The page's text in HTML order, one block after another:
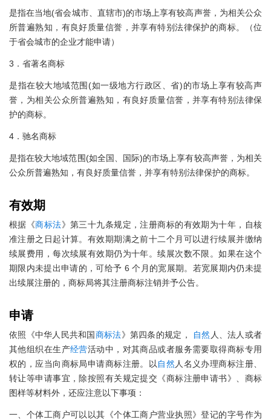
是指在当地(省会城市、直辖市)的市场上享有较高声誉，为相关公众
所普遍熟知，有良好质量信誉，并享有特别法律保护的商标。（位
于省会城市的企业才能申请）
3．省著名商标
是指在较大地域范围(如一级地方行政区、省)的市场上享有较高声
誉，为相关公众所普遍熟知，有良好质量信誉，并享有特别法律保
护的商标。
4．驰名商标
是指在较大地域范围(如全国、国际)的市场上享有较高声誉，为相关
公众所普遍熟知，有良好质量信誉，并享有特别法律保护的商标。
有效期
根据《商标法》第三十九条规定，注册商标的有效期为十年，自核
准注册之日起计算。有效期期满之前十二个月可以进行续展并缴纳
续展费用，每次续展有效期仍为十年。续展次数不限。如果在这个
期限内未提出申请的，可给予 6 个月的宽展期。若宽展期内仍未提
出续展注册的，商标局将其注册商标注销并予公告。
申请
依照《中华人民共和国商标法》第四条的规定， 自然 人、法人或者
其他组织在生产经营活动中，对其商品或者服务需要取得商标专用
权的，应当向商标局申请商标注册。以 自然 人名义办理商标注册、
转让等申请事宜，除按照有关规定提交《商标注册申请书》、商标
图样等材料外，还应注意以下事项：
一、个体工商户可以以其《个体工商户营业执照》登记的字号作为